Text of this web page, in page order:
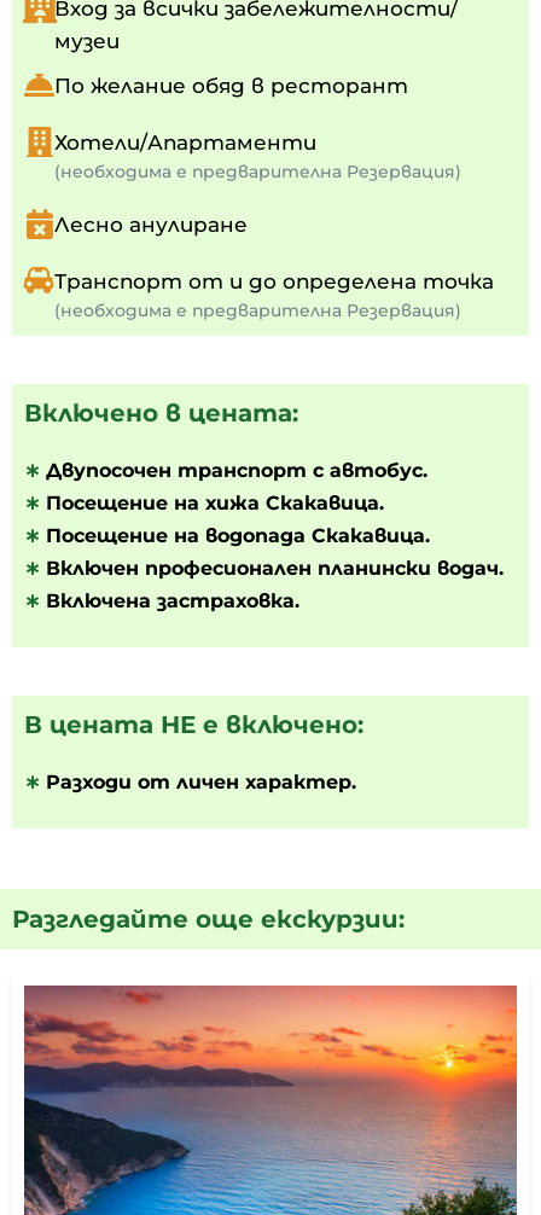
Вход за всички забележителности/
музеи
По желание обяд в ресторант
Хотели/Апартаменти
(необходима е предварителна Резервация)
Лесно анулиране
Транспорт от и до определена точка
(необходима е предварителна Резервация)
Включено в цената:
∗ Двупосочен транспорт с автобус.
∗ Посещение на хижа Скакавица.
∗ Посещение на водопада Скакавица.
∗ Включен професионален планински водач.
∗ Включена застраховка.
В цената НЕ е включено:
∗ Разходи от личен характер.
Разгледайте още екскурзии: